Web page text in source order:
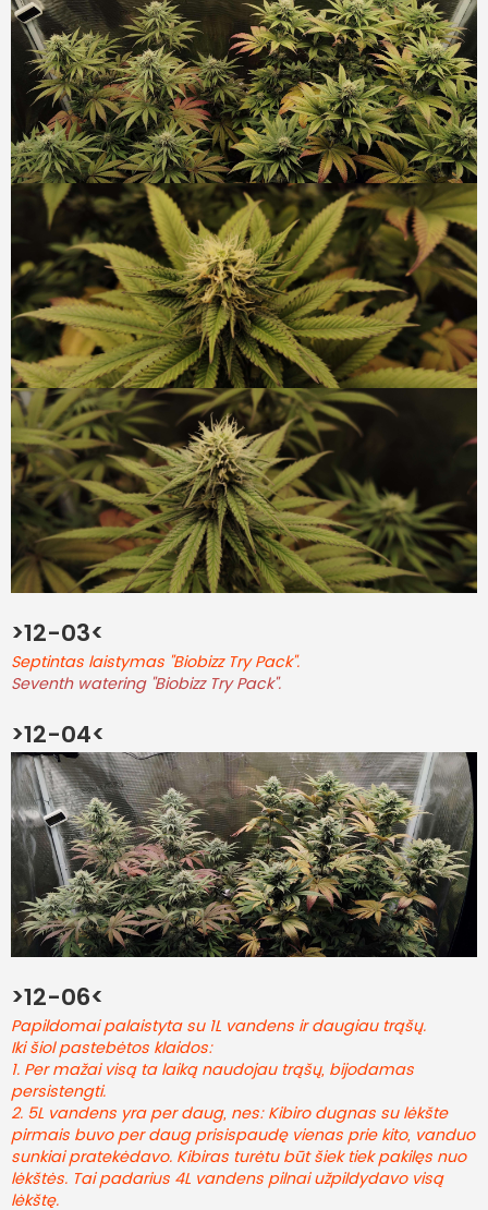
>12-03<
Septintas laistymas "Biobizz Try Pack".
Seventh watering "Biobizz Try Pack".
>12-04<
>12-06<
Papildomai palaistyta su 1L vandens ir daugiau trąšų.
Iki šiol pastebėtos klaidos:
1. Per mažai visą ta laiką naudojau trąšų, bijodamas
persistengti.
2. 5L vandens yra per daug, nes: Kibiro dugnas su lėkšte
pirmais buvo per daug prisispaudę vienas prie kito, vanduo
sunkiai pratekėdavo. Kibiras turėtu būt šiek tiek pakilęs nuo
lėkštės. Tai padarius 4L vandens pilnai užpildydavo visą
lėkštę.